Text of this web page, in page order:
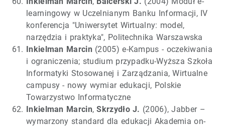
learningowy w Uczelnianym Banku Informacji, IV
konferencja "Uniwersytet Wirtualny: model,
narzędzia i praktyka", Politechnika Warszawska
Inkielman Marcin (2005) e-Kampus - oczekiwania
i ograniczenia; studium przypadku-Wyższa Szkoła
Informatyki Stosowanej i Zarządzania, Wirtualne
campusy - nowy wymiar edukacji, Polskie
Towarzystwo Informatyczne
Inkielman Marcin,Skrzydło J. (2006), Jabber –
wymarzony standard dla edukacji Akademia on-